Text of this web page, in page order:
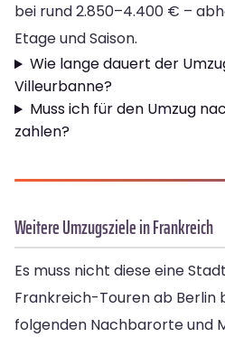
bei rund 2.850–4.400 € –
Etage und Saison.
Wie lange dauert der
Villeurbanne?
Muss ich für den Umzug
zahlen?
Weitere Umzugsziele in Frankreich
Es muss nicht diese eine
Frankreich-Touren ab Berlin
folgenden Nachbarorte und